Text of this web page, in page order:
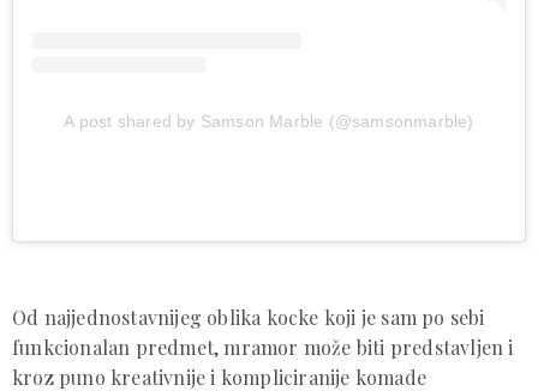
A post shared by Samson Marble (@samsonmarble)
Od najjednostavnijeg oblika kocke koji je sam po sebi
funkcionalan predmet, mramor može biti predstavljen i
kroz puno kreativnije i kompliciranije komade